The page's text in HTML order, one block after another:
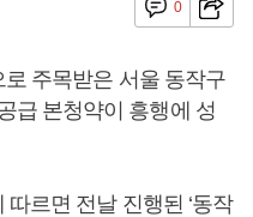
0
주목받은 서울 동작구
급 본청약이 흥행에 성
르면 전날 진행된 ‘동작